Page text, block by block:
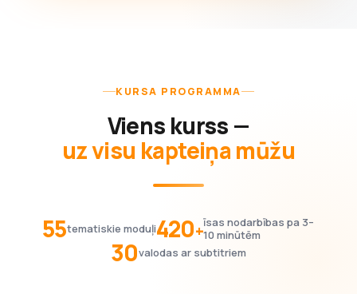
KURSA PROGRAMMA
Viens kurss —
uz visu kapteiņa mūžu
55tematiskie moduļi420+īsas nodarbības pa 3–
10 minūtēm
30valodas ar subtitriem